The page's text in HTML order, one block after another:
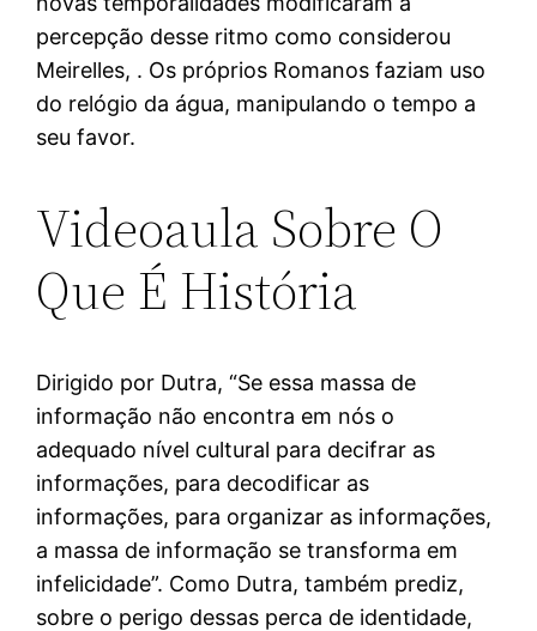
percepção desse ritmo como considerou
Meirelles, . Os próprios Romanos faziam uso
do relógio da água, manipulando o tempo a
seu favor.
Videoaula Sobre O
Que É História
Dirigido por Dutra, “Se essa massa de
informação não encontra em nós o
adequado nível cultural para decifrar as
informações, para decodificar as
informações, para organizar as informações,
a massa de informação se transforma em
infelicidade”. Como Dutra, também prediz,
sobre o perigo dessas perca de identidade,